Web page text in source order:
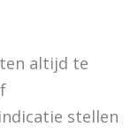
altijd te
stellen